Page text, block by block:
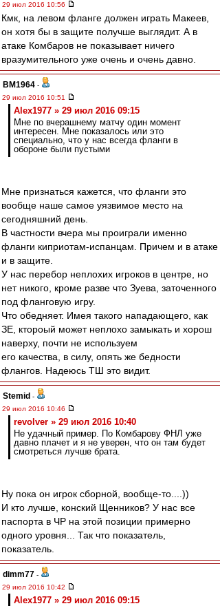
29 июл 2016 10:56
Кмк, на левом фланге должен играть Макеев,
он хотя бы в защите получше выглядит. А в
атаке Комбаров не показывает ничего
вразумительного уже очень и очень давно.
BM1964 -
29 июл 2016 10:51
Alex1977 » 29 июл 2016 09:15
Мне по вчерашнему матчу один момент
интересен. Мне показалось или это
специально, что у нас всегда фланги в
обороне были пустыми
Мне признаться кажется, что фланги это
вообще наше самое уязвимое место на
сегодняшний день.
В частности вчера мы проиграли именно
фланги киприотам-испанцам. Причем и в атаке
и в защите.
У нас перебор неплохих игроков в центре, но
нет никого, кроме разве что Зуева, заточенного
под фланговую игру.
Что обедняет. Имея такого нападающего, как
ЗЕ, ктороый может неплохо замыкать и хорош
наверху, почти не используем
его качества, в силу, опять же бедности
флангов. Надеюсь ТШ это видит.
Stemid -
29 июл 2016 10:46
revolver » 29 июл 2016 10:40
Не удачный пример. По Комбарову ФНЛ уже
давно плачет и я не уверен, что он там будет
смотреться лучше брата.
Ну пока он игрок сборной, вообще-то....))
И кто лучше, конский Щенников? У нас все
паспорта в ЧР на этой позиции примерно
одного уровня... Так что показатель,
показатель.
dimm77 -
29 июл 2016 10:42
Alex1977 » 29 июл 2016 09:15